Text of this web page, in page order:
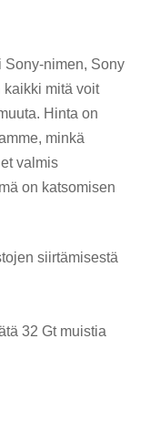
Sony-nimen, Sony
kaikki mitä voit
Hinta on
minkä
valmis
on katsomisen
siirtämisestä
32 Gt muistia